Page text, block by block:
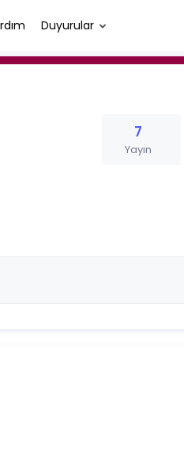
Duyurular
7
Yayın